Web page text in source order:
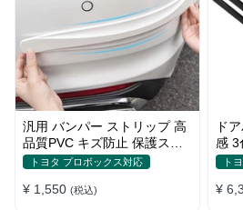
汎用 バンパー ストリップ 高
品質PVC キズ防止 保護ステ
ッカー 4色 フロント・リア
トヨタ プロボックス対応
¥ 1,550 (税込)
ド
感 3
簡単
ト
¥